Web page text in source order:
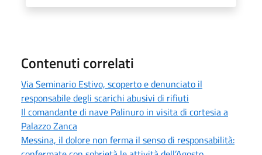
Contenuti correlati
Via Seminario Estivo, scoperto e denunciato il
responsabile degli scarichi abusivi di rifiuti
Il comandante di nave Palinuro in visita di cortesia a
Palazzo Zanca
Messina, il dolore non ferma il senso di responsabilità: